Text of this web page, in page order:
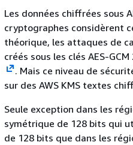
Les données chiffrées sous
cryptographes considèrent
théorique, les attaques de
créés sous les clés AES-
. Mais ce niveau de
sur des AWS KMS textes
Seule exception dans les
symétrique de 128 bits qui
de 128 bits que dans les